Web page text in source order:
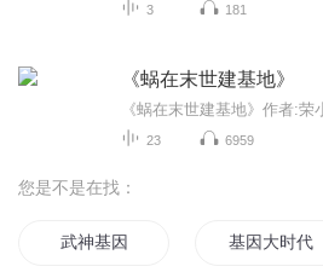
3 181
《蜗在末世建基地》
23 6959
您是不是在找：
武神基因 基因大时代